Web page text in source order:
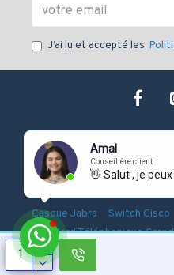
Amal
Conseillère client
👋 Salut , je
J’ai lu et accepté les
Copyright © 2019, J&M
Onduleur Eaton-Serveur
Casque Jabra Switch Cisco
Standard Téléphonique
Pointeuse Biométrique